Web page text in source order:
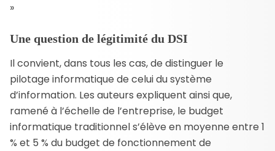
»
Une question de légitimité du DSI
Il convient, dans tous les cas, de distinguer le
pilotage informatique de celui du système
d’information. Les auteurs expliquent ainsi que,
ramené à l’échelle de l’entreprise, le budget
informatique traditionnel s’élève en moyenne entre 1
% et 5 % du budget de fonctionnement de